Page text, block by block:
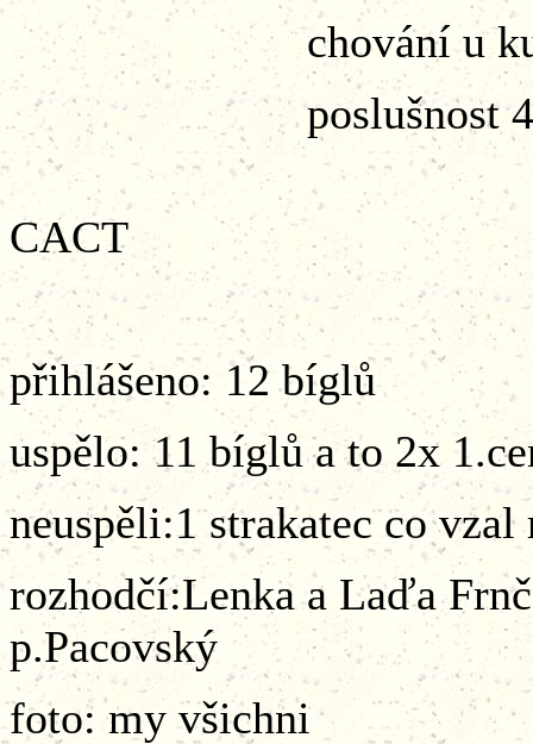
chování u kusu
poslušnost 4
celkem 234
CACT
přihlášeno: 12 bíglů
uspělo: 11 bíglů a to 2x
neuspěli:1 strakatec co vzal
rozhodčí:Lenka a Laďa
p.Pacovský
foto: my všichni